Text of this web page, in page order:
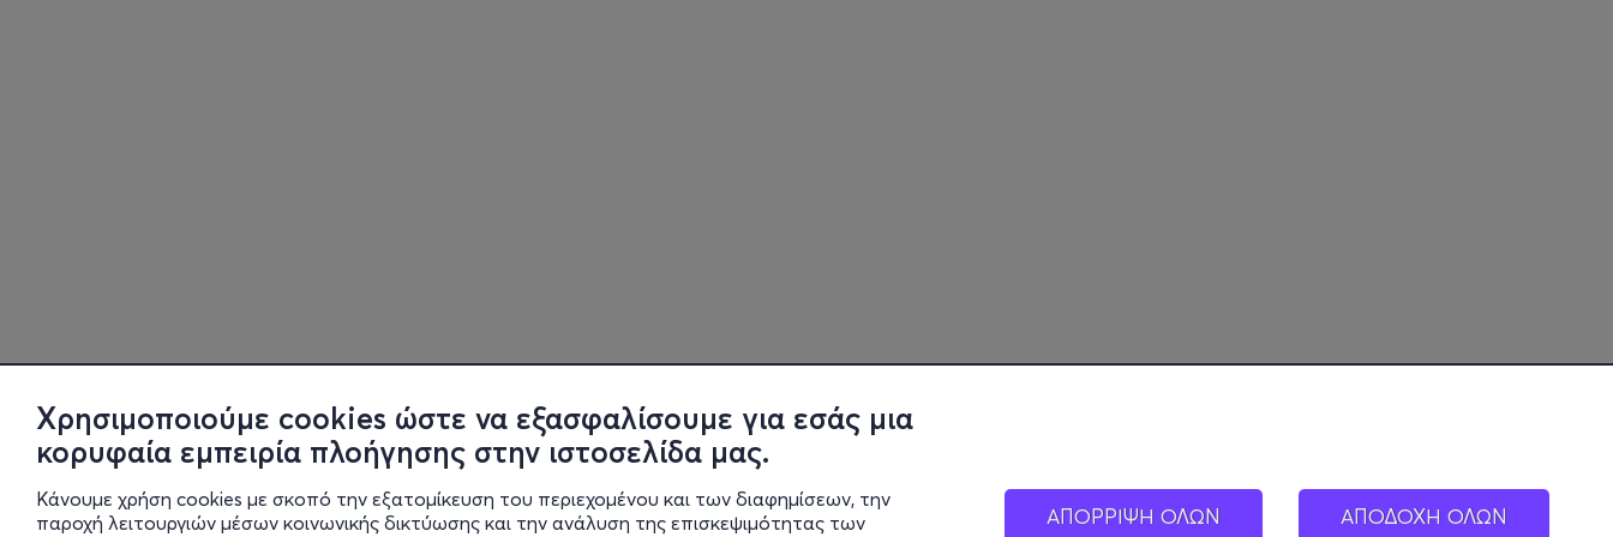
Χρησιμοποιούμε cookies ώστε να εξασφαλίσουμε για εσάς μια
κορυφαία εμπειρία πλοήγησης στην ιστοσελίδα μας.
Κάνουμε χρήση cookies με σκοπό την εξατομίκευση του περιεχομένου και των διαφημίσεων, την
παροχή λειτουργιών μέσων κοινωνικής δικτύωσης και την ανάλυση της επισκεψιμότητας των
ΑΠΟΡΡΙΨΗ ΟΛΩΝ ΑΠΟΔΟΧΗ ΟΛΩΝ